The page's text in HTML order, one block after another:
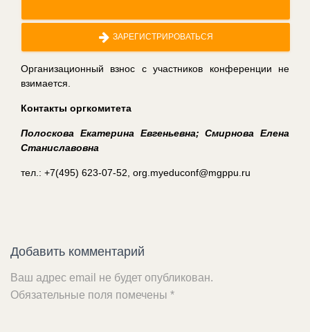
ЗАРЕГИСТРИРОВАТЬСЯ
Организационный взнос с участников конференции не
взимается.
Контакты оргкомитета
Полоскова Екатерина Евгеньевна;Смирнова Елена
Станиславовна
тел.: +7(495) 623-07-52, org.myeduconf@mgppu.ru
Добавить комментарий
Ваш адрес email не будет опубликован.
Обязательные поля помечены *